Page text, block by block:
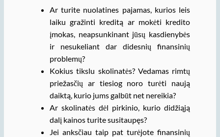
Ar turite nuolatines pajamas, kurios leis
laiku gražinti kreditą ar mokėti kredito
įmokas, neapsunkinant jūsų kasdienybės
ir nesukeliant dar didesnių finansinių
problemų?
Kokius tikslu skolinatės? Vedamas rimtų
priežasčių ar tiesiog noro turėti naują
daiktą, kurio jums galbūt net nereikia?
Ar skolinatės dėl pirkinio, kurio didžiąją
dalį kainos turite susitaupęs?
Jei anksčiau taip pat turėjote finansinių